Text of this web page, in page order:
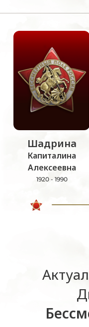
Шадрина
Капиталина
Алексеевна
1920 - 1990